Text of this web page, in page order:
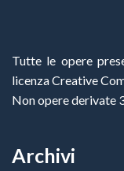
Tutte le opere
licenza Creative
Non opere derivate
Archivi